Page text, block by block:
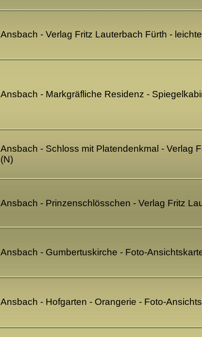
Ansbach - Verlag Fritz Lauterbach Fürth -
Ansbach - Markgräfliche Residenz -
Ansbach - Schloss mit Platendenkmal - Verlag
(N)
Ansbach - Prinzenschlösschen - Verlag Fritz
Ansbach - Gumbertuskirche - Foto-
Ansbach - Hofgarten - Orangerie - Foto-